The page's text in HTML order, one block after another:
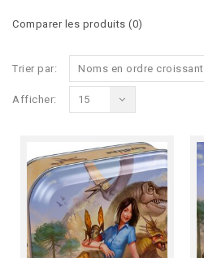
Comparer les produits (0)
Trier par: Noms en ordre croissant
Afficher: 15